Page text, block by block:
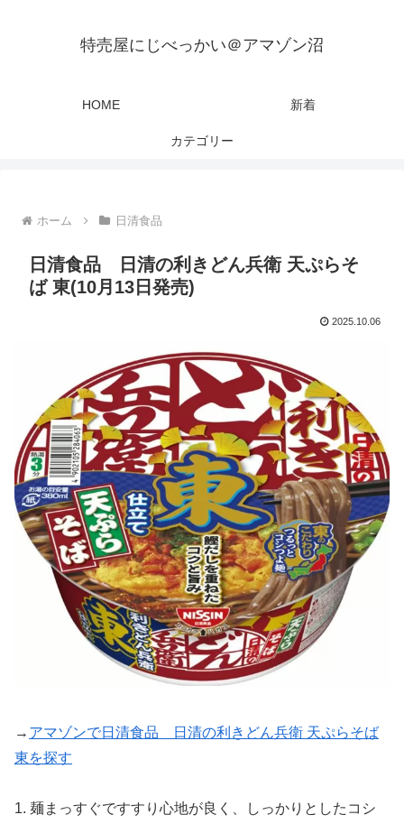
特売屋にじべっかい＠アマゾン沼
HOME 新着
カテゴリー
ホーム 日清食品
日清食品 日清の利きどん兵衛 天ぷらそ
ば 東(10月13日発売)
2025.10.06
→ アマゾンで日清食品 日清の利きどん兵衛 天ぷらそば
東を探す
1. 麺まっすぐですすり心地が良く、しっかりとしたコシ